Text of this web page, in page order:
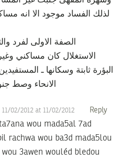
لذلك الفساد موجود الا انه
الصفة الاولى لفرد
الاستغلال كان مساكني
البؤرة ثابتة وسكانها ـ
الانحاء وصط
11/02/2012 at 11/02/2012 Reply
wou mada5al 7ad
rachwa wou ba3d mada5lou
wou 3awen wouléd bledou